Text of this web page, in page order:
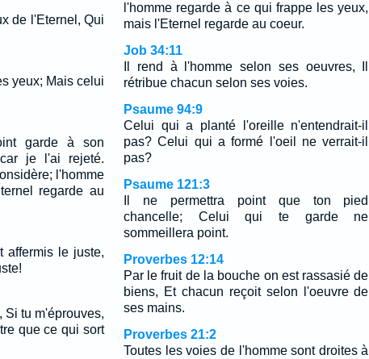
de l'Eternel, Qui
yeux; Mais celui
garde à son
je l'ai rejeté.
l'homme
regarde au
affermis le juste,
Si tu m'éprouves,
que ce qui sort
l'homme regarde à ce qui frappe les yeux,
mais l'Eternel regarde au coeur.
Job 34:11
Il rend à l'homme selon ses oeuvres, Il
rétribue chacun selon ses voies.
Psaume 94:9
Celui qui a planté l'oreille n'entendrait-il
pas? Celui qui a formé l'oeil ne verrait-il
pas?
Psaume 121:3
Il ne permettra point que ton pied
chancelle; Celui qui te garde ne
sommeillera point.
Proverbes 12:14
Par le fruit de la bouche on est rassasié de
biens, Et chacun reçoit selon l'oeuvre de
ses mains.
Proverbes 21:2
Toutes les voies de l'homme sont droites à